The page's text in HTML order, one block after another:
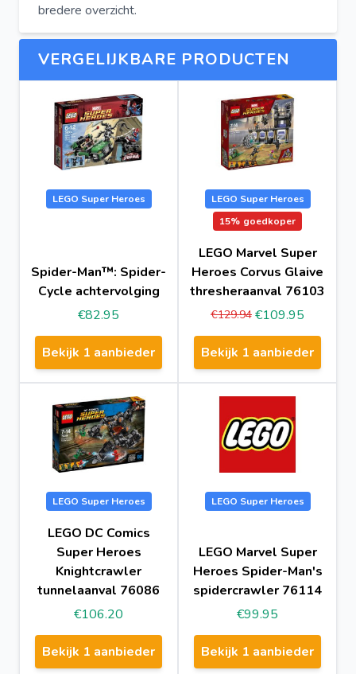
bredere overzicht.
VERGELIJKBARE PRODUCTEN
LEGO Super Heroes
Spider-Man™: Spider-
Cycle achtervolging
€82.95
Bekijk 1 aanbieder
LEGO Super Heroes
15% goedkoper
LEGO Marvel Super
Heroes Corvus Glaive
thresheraanval 76103
€129.94 €109.95
Bekijk 1 aanbieder
LEGO Super Heroes
LEGO DC Comics
Super Heroes
Knightcrawler
tunnelaanval 76086
€106.20
Bekijk 1 aanbieder
LEGO Super Heroes
LEGO Marvel Super
Heroes Spider-Man's
spidercrawler 76114
€99.95
Bekijk 1 aanbieder